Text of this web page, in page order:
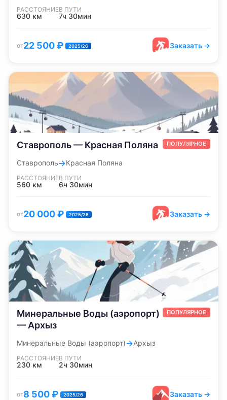
РАССТОЯНИЕ
630 км
В ПУТИ
7ч 30мин
от22 500₽ 2025/26 Заказать →
Ставрополь — Красная Поляна ПОПУЛЯРНОЕ
Ставрополь→Красная Поляна
РАССТОЯНИЕ
560 км
В ПУТИ
6ч 30мин
от20 000₽ 2025/26 Заказать →
Минеральные Воды (аэропорт)
— Архыз
ПОПУЛЯРНОЕ
Минеральные Воды (аэропорт)→Архыз
РАССТОЯНИЕ
230 км
В ПУТИ
2ч 30мин
от8 500₽ 2025/26 Заказать →